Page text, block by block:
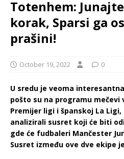
Totenhem:
korak, Sparsi ga
prašini!
October 19, 2022 0
U sredu je veoma
pošto su na programu mečevi
Premijer ligi i španskoj La
analizirali susret koji će biti
gde će fudbaleri Mančester
Susret između ove dve ekipe